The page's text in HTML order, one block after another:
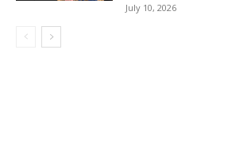
July 10, 2026